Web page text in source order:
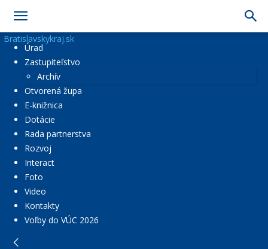
Bratislavskykraj.sk
Úrad
Zastupiteľstvo
Archív
Otvorená župa
E-knižnica
Dotácie
Rada partnerstva
Rozvoj
Interact
Foto
Video
Kontakty
Voľby do VÚC 2026